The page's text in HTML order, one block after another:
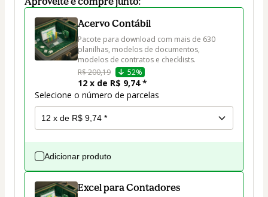
Acervo Contábil
Pacote para download com mais de 630
planilhas, modelos de documentos,
modelos de contratos e checklists.
R$ 200,19
52%
12 x de R$ 9,74 *
Selecione o número de parcelas
Adicionar produto
Excel para Contadores